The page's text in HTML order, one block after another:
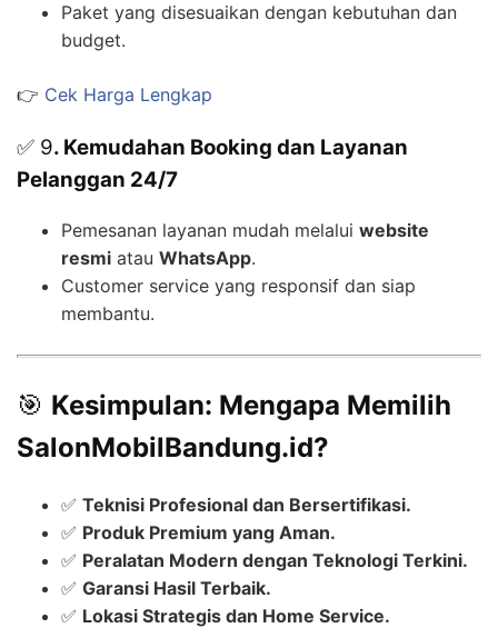
Paket yang disesuaikan dengan kebutuhan dan
budget.
👉 Cek Harga Lengkap
✅ 9. Kemudahan Booking dan Layanan
Pelanggan 24/7
Pemesanan layanan mudah melalui website
resmi atau WhatsApp.
Customer service yang responsif dan siap
membantu.
🎯 Kesimpulan: Mengapa Memilih
SalonMobilBandung.id?
✅ Teknisi Profesional dan Bersertifikasi.
✅ Produk Premium yang Aman.
✅ Peralatan Modern dengan Teknologi Terkini.
✅ Garansi Hasil Terbaik.
✅ Lokasi Strategis dan Home Service.